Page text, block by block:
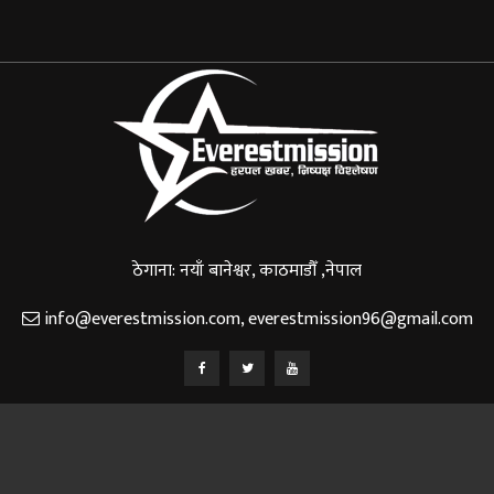
ठेगाना: नयाँ बानेश्वर, काठमाडौँ ,नेपाल
info@everestmission.com,everestmission96@gmail.com